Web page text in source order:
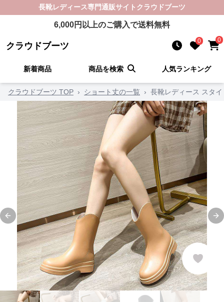
長靴レディース専門通販サイト クラウドブーツ
6,000円以上のご購入で送料無料
クラウドブーツ 0 0
新着商品 商品を検索 人気ランキング
クラウドブーツ TOP › ショート丈の一覧 › 長靴レディース スタ
Previous slide